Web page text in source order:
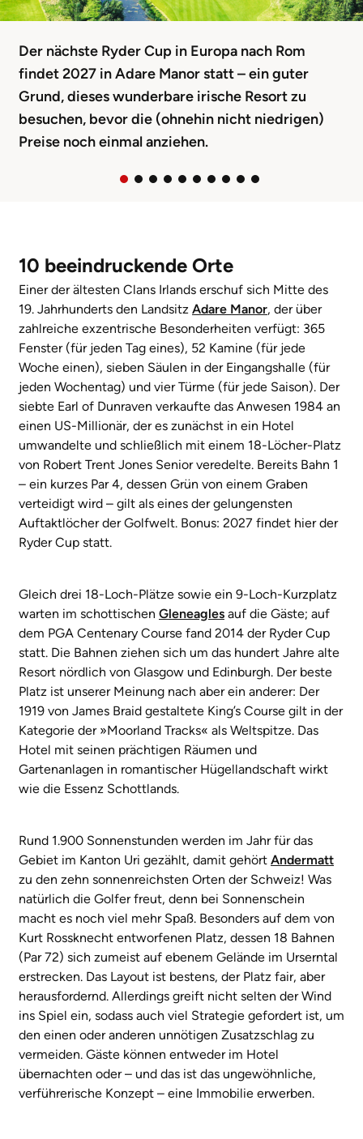
Der nächste Ryder Cup in Europa nach Rom
findet 2027 in Adare Manor statt – ein guter
Grund, dieses wunderbare irische Resort zu
besuchen, bevor die (ohnehin nicht niedrigen)
Preise noch einmal anziehen.
10 beeindruckende Orte
Einer der ältesten Clans Irlands erschuf sich Mitte des
19. Jahrhunderts den Landsitz Adare Manor, der über
zahlreiche exzentrische Besonderheiten verfügt: 365
Fenster (für jeden Tag eines), 52 Kamine (für jede
Woche einen), sieben Säulen in der Eingangshalle (für
jeden Wochentag) und vier Türme (für jede Saison). Der
siebte Earl of Dunraven verkaufte das Anwesen 1984 an
einen US-Millionär, der es zunächst in ein Hotel
umwandelte und schließlich mit einem 18-Löcher-Platz
von Robert Trent Jones Senior veredelte. Bereits Bahn 1
– ein kurzes Par 4, dessen Grün von einem Graben
verteidigt wird – gilt als eines der gelungensten
Auftaktlöcher der Golfwelt. Bonus: 2027 findet hier der
Ryder Cup statt.
Gleich drei 18-Loch-Plätze sowie ein 9-Loch-Kurzplatz
warten im schottischen Gleneagles auf die Gäste; auf
dem PGA Centenary Course fand 2014 der Ryder Cup
statt. Die Bahnen ziehen sich um das hundert Jahre alte
Resort nördlich von Glasgow und Edinburgh. Der beste
Platz ist unserer Meinung nach aber ein anderer: Der
1919 von James Braid gestaltete King’s Course gilt in der
Kategorie der »Moorland Tracks« als Weltspitze. Das
Hotel mit seinen prächtigen Räumen und
Gartenanlagen in romantischer Hügellandschaft wirkt
wie die Essenz Schottlands.
Rund 1.900 Sonnenstunden werden im Jahr für das
Gebiet im Kanton Uri gezählt, damit gehört Andermatt
zu den zehn sonnenreichsten Orten der Schweiz! Was
natürlich die Golfer freut, denn bei Sonnenschein
macht es noch viel mehr Spaß. Besonders auf dem von
Kurt Rossknecht entworfenen Platz, dessen 18 Bahnen
(Par 72) sich zumeist auf ebenem Gelände im Urserntal
erstrecken. Das Layout ist bestens, der Platz fair, aber
herausfordernd. Allerdings greift nicht selten der Wind
ins Spiel ein, sodass auch viel Strategie gefordert ist, um
den einen oder anderen unnötigen Zusatzschlag zu
vermeiden. Gäste können entweder im Hotel
übernachten oder – und das ist das ungewöhnliche,
verführerische Konzept – eine Immobilie erwerben.